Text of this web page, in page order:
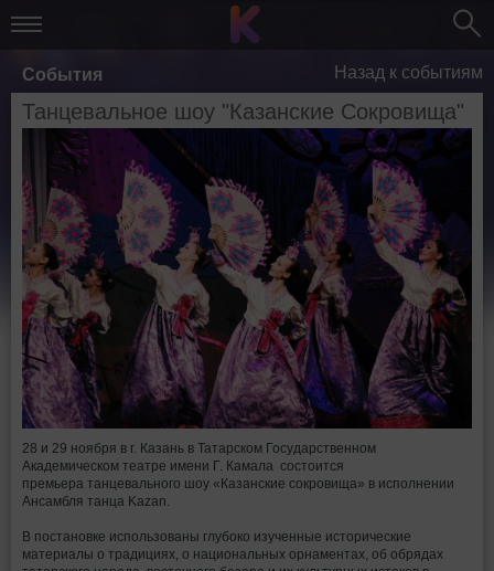
События Назад к событиям
Танцевальное шоу "Казанские Сокровища"
28 и 29 ноября в г. Казань в Татарском Государственном
Академическом театре имени Г. Камала состоится
премьера танцевального шоу «Казанские сокровища» в исполнении
Ансамбля танца Kazan.
В постановке использованы глубоко изученные исторические
материалы о традициях, о национальных орнаментах, об обрядах